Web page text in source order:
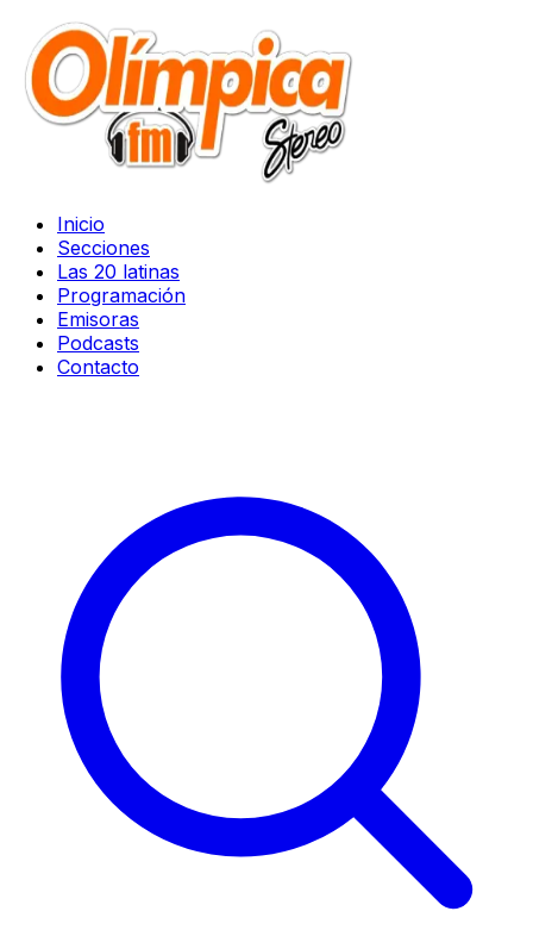
Inicio
Secciones
Las 20 latinas
Programación
Emisoras
Podcasts
Contacto